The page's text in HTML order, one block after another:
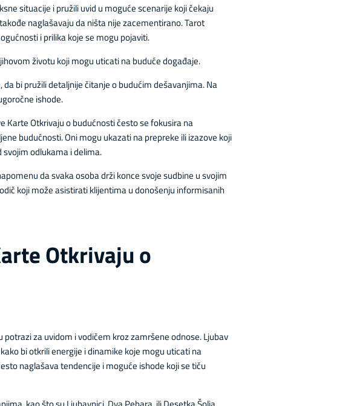
situacije i pružili uvid u moguće scenarije koji čekaju
naglašavaju da ništa nije zacementirano. Tarot
i prilika koje se mogu pojaviti.
životu koji mogu uticati na buduće događaje.
bi pružili detaljnije čitanje o budućim dešavanjima. Na
ishode.
Karte Otkrivaju o budućnosti često se fokusira na
budućnosti. Oni mogu ukazati na prepreke ili izazove koji
odlukama i delima.
da svaka osoba drži konce svoje sudbine u svojim
koji može asistirati klijentima u donošenju informisanih
Otkrivaju o
za uvidom i vodičem kroz zamršene odnose. Ljubav
bi otkrili energije i dinamike koje mogu uticati na
naglašava tendencije i moguće ishode koji se tiču